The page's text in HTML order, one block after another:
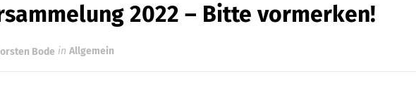
2022 – Bitte vormerken!
Bode in Allgemein